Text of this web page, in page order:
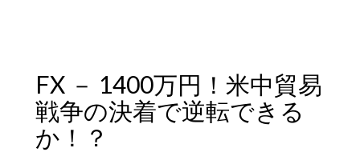
FX － 1400万円！米中貿易
戦争の決着で逆転できる
か！？